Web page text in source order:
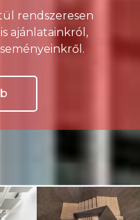
rendszeresen
ajánlatainkról,